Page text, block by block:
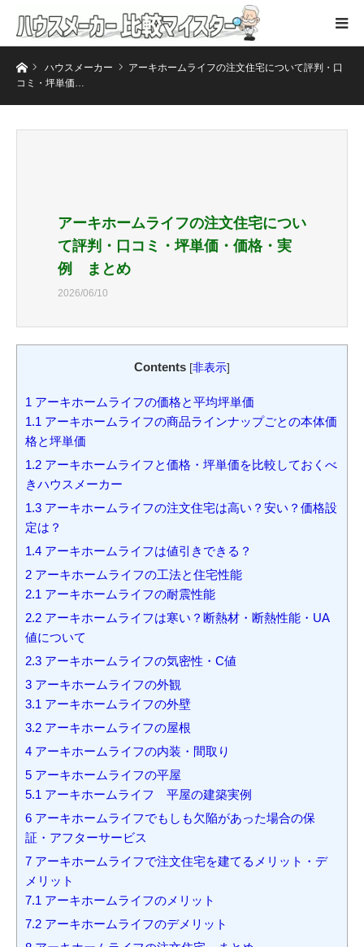
ホームハウスメーカー
アーキホームライフの注文住宅について評判・口
コミ・坪単価…
アーキホームライフの注文住宅につい
て評判・口コミ・坪単価・価格・実
例 まとめ
2026/06/10
Contents [非表示]
1 アーキホームライフの価格と平均坪単価
1.1 アーキホームライフの商品ラインナップごとの本体価
格と坪単価
1.2 アーキホームライフと価格・坪単価を比較しておくべ
きハウスメーカー
1.3 アーキホームライフの注文住宅は高い？安い？価格設
定は？
1.4 アーキホームライフは値引きできる？
2 アーキホームライフの工法と住宅性能
2.1 アーキホームライフの耐震性能
2.2 アーキホームライフは寒い？断熱材・断熱性能・UA
値について
2.3 アーキホームライフの気密性・C値
3 アーキホームライフの外観
3.1 アーキホームライフの外壁
3.2 アーキホームライフの屋根
4 アーキホームライフの内装・間取り
5 アーキホームライフの平屋
5.1 アーキホームライフ 平屋の建築実例
6 アーキホームライフでもしも欠陥があった場合の保
証・アフターサービス
7 アーキホームライフで注文住宅を建てるメリット・デ
メリット
7.1 アーキホームライフのメリット
7.2 アーキホームライフのデメリット